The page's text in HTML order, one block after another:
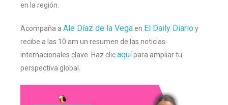
en la región.
Acompaña a Ale Díaz de la Vegaen El Daily Diarioy
recibe a las 10 am un resumen de las noticias
internacionales clave. Haz clicaquípara ampliar tu
perspectiva global.